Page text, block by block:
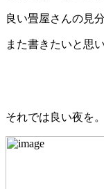
良い畳屋さんの見
また書きたいと思い
それでは良い夜を。